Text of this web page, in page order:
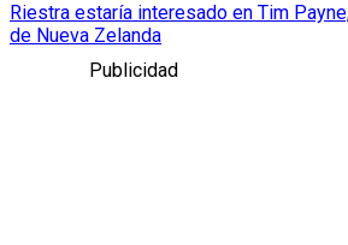
Riestra estaría interesado en Tim
de Nueva Zelanda
Publicidad